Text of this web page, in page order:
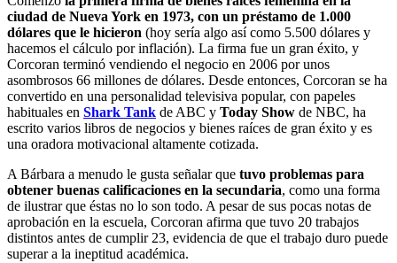
ciudad de Nueva York en 1973, con un préstamo de 1.000
dólares que le hicieron (hoy sería algo así como 5.500 dólares y
hacemos el cálculo por inflación). La firma fue un gran éxito, y
Corcoran terminó vendiendo el negocio en 2006 por unos
asombrosos 66 millones de dólares. Desde entonces, Corcoran se ha
convertido en una personalidad televisiva popular, con papeles
habituales en Shark Tank de ABC y Today Show de NBC, ha
escrito varios libros de negocios y bienes raíces de gran éxito y es
una oradora motivacional altamente cotizada.
A Bárbara a menudo le gusta señalar que tuvo problemas para
obtener buenas calificaciones en la secundaria, como una forma
de ilustrar que éstas no lo son todo. A pesar de sus pocas notas de
aprobación en la escuela, Corcoran afirma que tuvo 20 trabajos
distintos antes de cumplir 23, evidencia de que el trabajo duro puede
superar a la ineptitud académica.